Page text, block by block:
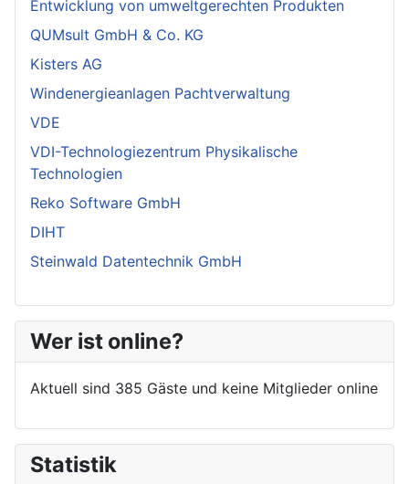
Entwicklung von umweltgerechten Produkten
QUMsult GmbH & Co. KG
Kisters AG
Windenergieanlagen Pachtverwaltung
VDE
VDI-Technologiezentrum Physikalische
Technologien
Reko Software GmbH
DIHT
Steinwald Datentechnik GmbH
Wer ist online?
Aktuell sind 385 Gäste und keine Mitglieder online
Statistik